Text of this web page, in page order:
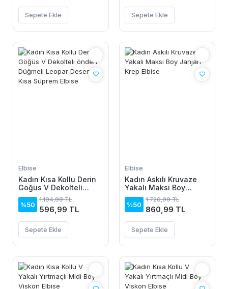
Sepete Ekle Sepete Ekle
Elbise
Kadın Kısa Kollu Derin
Göğüs V Dekolteli
önden Düğmeli Leopar
Desenli Kısa Süprem
Elbise
%50
1.194,99 TL
596,99 TL
Sepete Ekle
Elbise
Kadın Askılı Kruvaze
Yakalı Maksi Boy
Janjan Krep Elbise
%50
1.720,99 TL
860,99 TL
Sepete Ekle